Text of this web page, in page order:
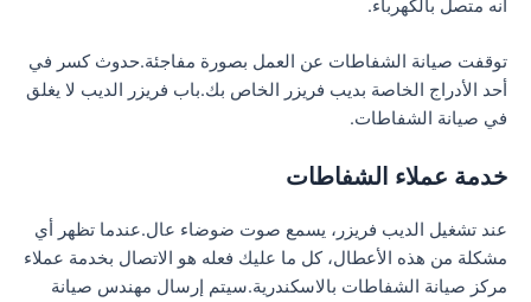
أنه متصل بالكهرباء.
توقفت صيانة الشفاطات عن العمل بصورة مفاجئة.حدوث كسر في
أحد الأدراج الخاصة بديب فريزر الخاص بك.باب فريزر الديب لا يغلق
في صيانة الشفاطات.
خدمة عملاء الشفاطات
عند تشغيل الديب فريزر، يسمع صوت ضوضاء عال.عندما تظهر أي
مشكلة من هذه الأعطال، كل ما عليك فعله هو الاتصال بخدمة عملاء
مركز صيانة الشفاطات بالاسكندرية.سيتم إرسال مهندس صيانة